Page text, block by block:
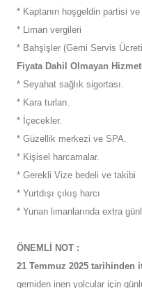
* Kaptanın hoşgeldin partisi
* Liman vergileri
* Bahşişler (Gemi Servis
Fiyata Dahil Olmayan
* Seyahat sağlık sigortası.
* Kara turları.
* İçecekler.
* Güzellik merkezi ve SPA.
* Kişisel harcamalar.
* Gerekli Vize bedeli ve takibi
* Yurtdışı çıkış harcı
* Yunan limanlarında extra
ÖNEMLİ NOT :
21 Temmuz 2025 tarihinden
gemiden inen yolcular için